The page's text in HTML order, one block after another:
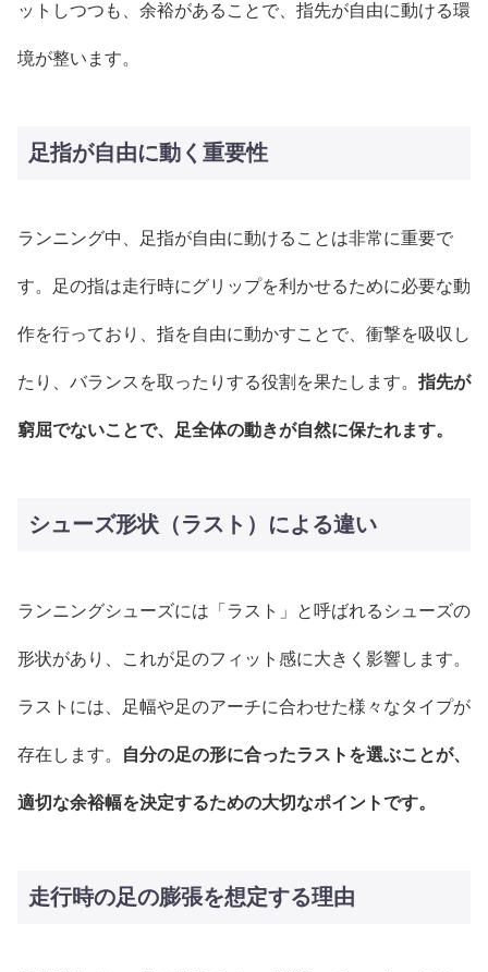
ットしつつも、余裕があることで、指先が自由に動ける環
境が整います。
足指が自由に動く重要性
ランニング中、足指が自由に動けることは非常に重要で
す。足の指は走行時にグリップを利かせるために必要な動
作を行っており、指を自由に動かすことで、衝撃を吸収し
たり、バランスを取ったりする役割を果たします。 指先が
窮屈でないことで、足全体の動きが自然に保たれます。
シューズ形状（ラスト）による違い
ランニングシューズには「ラスト」と呼ばれるシューズの
形状があり、これが足のフィット感に大きく影響します。
ラストには、足幅や足のアーチに合わせた様々なタイプが
存在します。 自分の足の形に合ったラストを選ぶことが、
適切な余裕幅を決定するための大切なポイントです。
走行時の足の膨張を想定する理由